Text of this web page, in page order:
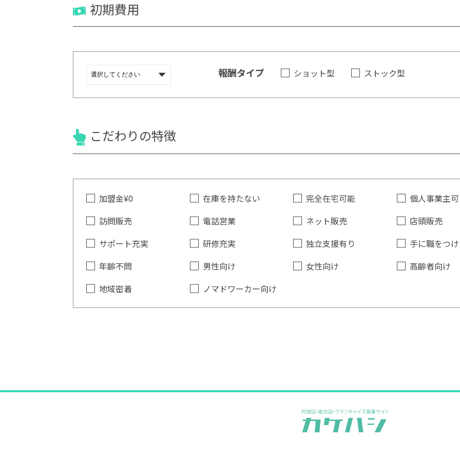
初期費用
報酬タイプ ショット型 ストック型
こだわりの特徴
加盟金¥0 在庫を持たない 完全在宅可能 個人事業主可
訪問販売
電話営業 ネット販売 店頭販売
サポート充実
研修充実 独立支援有り 手に職をつ
年齢不問
男性向け 女性向け 高齢者向け
地域密着
ノマドワーカー向け